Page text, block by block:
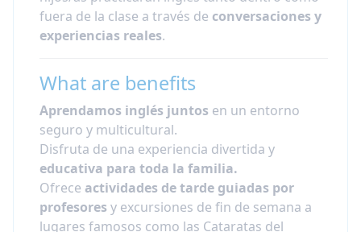
fuera de la clase a través de conversaciones y
experiencias reales.
What are benefits
Aprendamos inglés juntos en un entorno
seguro y multicultural.
Disfruta de una experiencia divertida y
educativa para toda la familia.
Ofrece actividades de tarde guiadas por
profesores y excursiones de fin de semana a
lugares famosos como las Cataratas del